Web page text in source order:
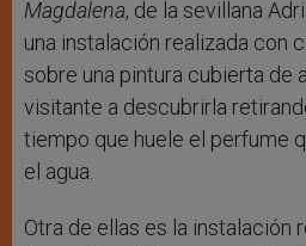
Magdalena, de la sevillana
una instalación realizada con
sobre una pintura cubierta de
visitante a descubrirla
tiempo que huele el perfume
el agua.
Otra de ellas es la instalación